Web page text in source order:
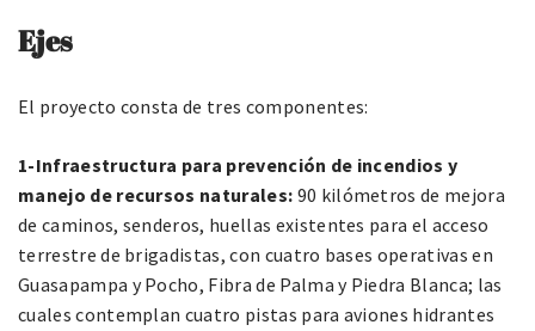
Ejes
El proyecto consta de tres componentes:
1-Infraestructura para prevención de incendios y
manejo de recursos naturales: 90 kilómetros de mejora
de caminos, senderos, huellas existentes para el acceso
terrestre de brigadistas, con cuatro bases operativas en
Guasapampa y Pocho, Fibra de Palma y Piedra Blanca; las
cuales contemplan cuatro pistas para aviones hidrantes